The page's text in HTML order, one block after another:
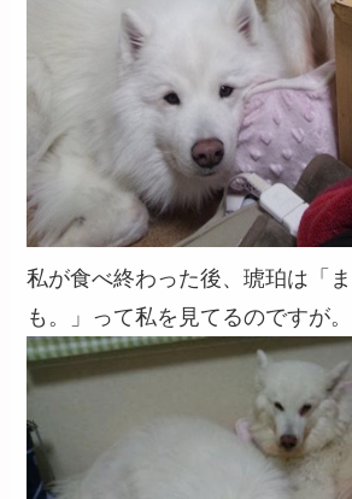
私が食べ終わった後、琥珀は「
も。」って私を見てるのですが。